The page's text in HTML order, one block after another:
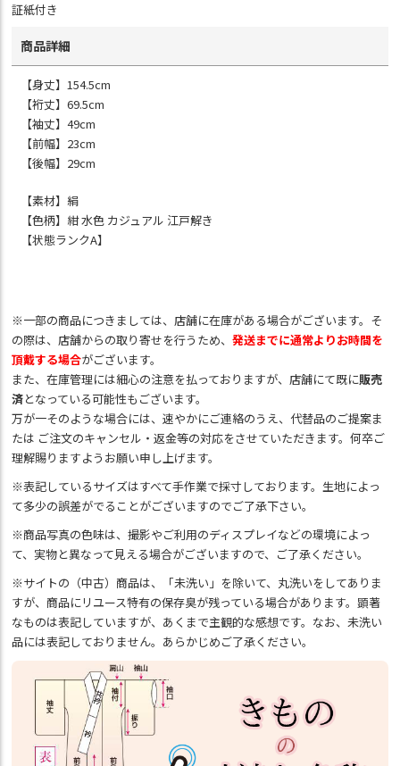
証紙付き
商品詳細
【身丈】154.5cm
【裄丈】69.5cm
【袖丈】49cm
【前幅】23cm
【後幅】29cm
【素材】絹
【色柄】紺 水色 カジュアル 江戸解き
【状態ランクA】
※一部の商品につきましては、店舗に在庫がある場合がございます。そ
の際は、店舗からの取り寄せを行うため、発送までに通常よりお時間を
頂戴する場合がございます。
また、在庫管理には細心の注意を払っておりますが、店舗にて既に販売
済となっている可能性もございます。
万が一そのような場合には、速やかにご連絡のうえ、代替品のご提案ま
たは ご注文のキャンセル・返金等の対応をさせていただきます。何卒ご
理解賜りますようお願い申し上げます。
※表記しているサイズはすべて手作業で採寸しております。生地によっ
て多少の誤差がでることがございますのでご了承下さい。
※商品写真の色味は、撮影やご利用のディスプレイなどの環境によっ
て、実物と異なって見える場合がございますので、ご了承ください。
※サイトの（中古）商品は、「未洗い」を除いて、丸洗いをしてありま
すが、商品にリユース特有の保存臭が残っている場合があります。顕著
なものは表記していますが、あくまで主観的な感想です。なお、未洗い
品には表記しておりません。あらかじめご了承ください。